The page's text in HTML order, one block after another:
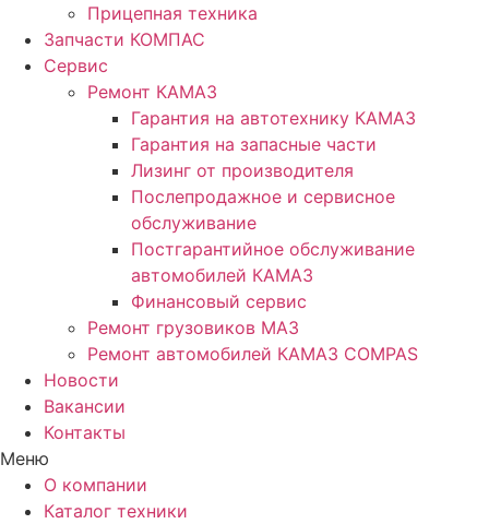
Прицепная техника
Запчасти КОМПАС
Сервис
Ремонт КАМАЗ
Гарантия на автотехнику КАМАЗ
Гарантия на запасные части
Лизинг от производителя
Послепродажное и сервисное
обслуживание
Постгарантийное обслуживание
автомобилей КАМАЗ
Финансовый сервис
Ремонт грузовиков МАЗ
Ремонт автомобилей КАМАЗ COMPAS
Новости
Вакансии
Контакты
Меню
О компании
Каталог техники